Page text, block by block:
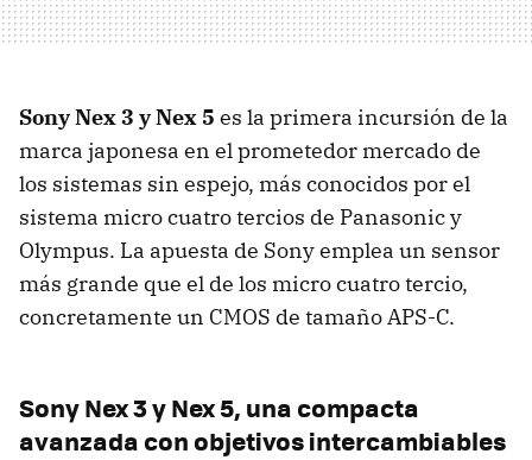
Sony Nex 3 y Nex 5 es la primera incursión de la
marca japonesa en el prometedor mercado de
los sistemas sin espejo, más conocidos por el
sistema micro cuatro tercios de Panasonic y
Olympus. La apuesta de Sony emplea un sensor
más grande que el de los micro cuatro tercio,
concretamente un CMOS de tamañoAPS-C.
Sony Nex 3 y Nex 5, una compacta
avanzada con objetivos intercambiables